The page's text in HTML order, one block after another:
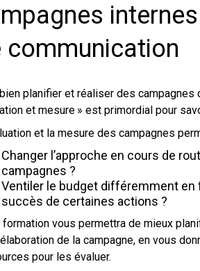
communication
planifier et réaliser des campagnes
et mesure » est primordial pour
et la mesure des campagnes
Changer l’approche en cours de
campagnes ?
Ventiler le budget différemment en
succès de certaines actions ?
formation vous permettra de mieux
de la campagne, en vous
pour les évaluer.